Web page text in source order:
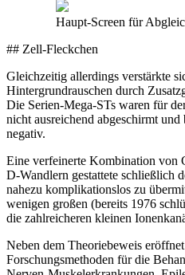
Haupt-Screen für
## Zell-Fleckchen
Gleichzeitig allerdings verstärkte
Hintergrundrauschen durch
Die Serien-Mega-STs waren für
nicht ausreichend abgeschirmt
negativ.
Eine verfeinerte Kombination von
D-Wandlern gestattete schließlich
nahezu komplikationslos zu
wenigen großen (bereits 1976
die zahlreicheren kleinen
Neben dem Theoriebeweis
Forschungsmethoden für die